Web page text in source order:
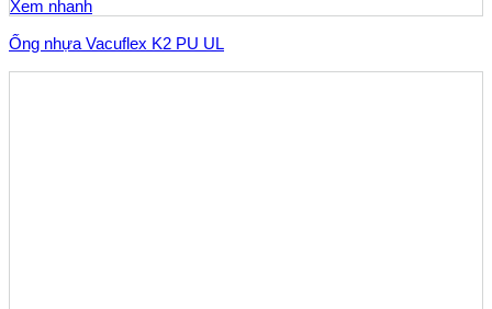
Xem nhanh
Ống nhựa Vacuflex K2 PU UL